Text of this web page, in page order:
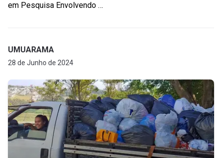
em Pesquisa Envolvendo …
UMUARAMA
28 de Junho de 2024